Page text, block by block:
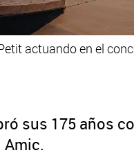
actuando en el
sus 175 años